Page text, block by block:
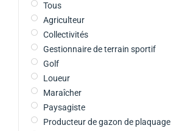
Tous
Agriculteur
Collectivités
Gestionnaire de terrain sportif
Golf
Loueur
Maraîcher
Paysagiste
Producteur de gazon de plaquage